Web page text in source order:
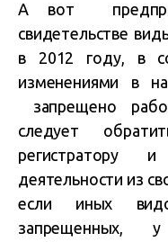
А вот
свидетельстве
в 2012 году, в
изменениями в
запрещено
следует
регистратору
деятельности из
если иных
запрещенных,